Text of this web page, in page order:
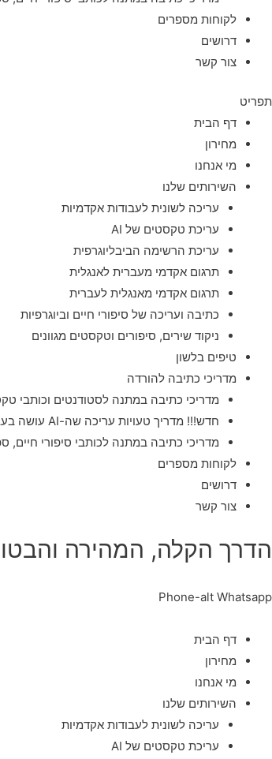
לקוחות מספרים
דרושים
צור קשר
תפריט
דף הבית
מחירון
מי אנחנו
השירותים שלנו
עריכה לשונית לעבודות אקדמיות
עריכת טקסטים של AI
עריכת הרשימה הביבליוגרפית
תרגום אקדמי מעברית לאנגלית
תרגום אקדמי מאנגלית לעברית
כתיבה ועריכה של סיפורי חיים וביוגרפיות
ניקוד שירים, סיפורים וטקסטים מגוונים
טיפים בלשון
מדריכי כתיבה להורדה
מדריכי כתיבה במתנה לסטודנטים וכותבי
חדש!!! מדריך טעויות עריכה שה-AI עושה בעבודות אקדמיות
מדריכי כתיבה במתנה לכותבי סיפורי חיים,
לקוחות מספרים
דרושים
צור קשר
הדרך הקלה, המהירה
Phone-alt Whatsapp
דף הבית
מחירון
מי אנחנו
השירותים שלנו
עריכה לשונית לעבודות אקדמיות
עריכת טקסטים של AI